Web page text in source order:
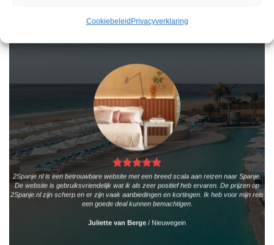
CookiebeleidPrivacyverklaring
2Spanje.nl is een betrouwbare website met een breed scala aan reizen naar Spanje.
De website is gebruiksvriendelijk wat ik als zeer positief heb ervaren. De prijzen op
2Spanje.nl zijn scherp en er zijn vaak aanbiedingen en kortingen. Ik heb voor mijn reis
een goede deal kunnen bemachtigen.
Juliette van Berge / Nieuwegein